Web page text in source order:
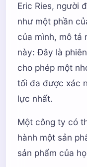
Eric Ries, người
như một phần
của mình, mô tả
này: Đây là
cho phép một
tối đa được xác
lực nhất.
Một công ty có
hành một sản
sản phẩm của